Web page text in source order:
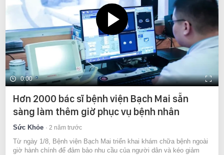
0:00
Hơn 2000 bác sĩ bệnh viện Bạch Mai sẵn
sàng làm thêm giờ phục vụ bệnh nhân
Sức Khỏe 2 năm trước
Từ ngày 1/8, Bệnh viện Bạch Mai triển khai khám chữa bệnh ngoài
giờ hành chính để đảm bảo nhu cầu của người dân và kéo giảm